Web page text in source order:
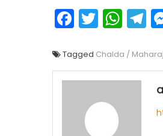
Twitter
Tagged Chalda /